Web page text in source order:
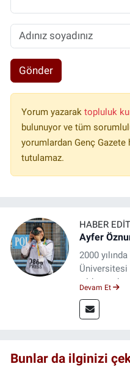
Gönder
Yorum yazarak topluluk
bulunuyor ve tüm
yorumlardan Genç
tutulamaz.
HABER
Ayfer
2000
yıldır
Devam Et
Bunlar da ilginizi